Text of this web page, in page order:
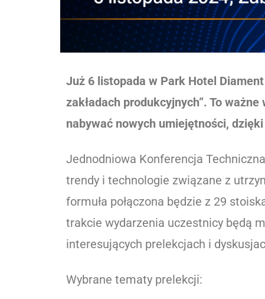
Już 6 listopada w Park Hotel
zakładach produkcyjnych”. To
nabywać nowych umiejętności,
Jednodniowa Konferencja
trendy i technologie związane z
formuła połączona będzie z 29
trakcie wydarzenia uczestnicy będą
interesujących prelekcjach i
Wybrane tematy prelekcji: